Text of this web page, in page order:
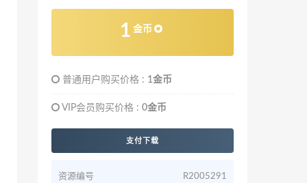
1 金币
普通用户购买价格 : 1金币
VIP会员购买价格 : 0金币
支付下载
资源编号 R2005291